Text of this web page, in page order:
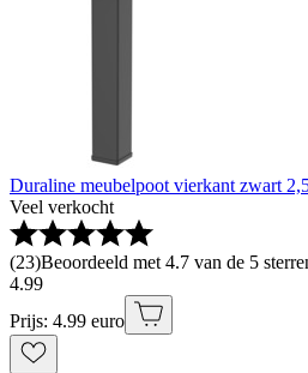
Duraline meubelpoot vierkant zwart
Veel verkocht
(23)Beoordeeld met 4.7 van de 5
4.99
Prijs: 4.99 euro